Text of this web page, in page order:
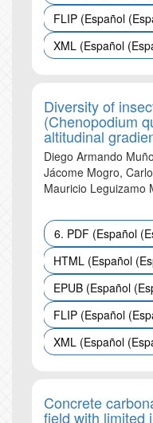
FLIP (Español
XML (Español
Diversity of
(Chenopodium
altitudinal
Diego Armando
Jácome Mogro,
Mauricio Leguizamo
6. PDF (Español
HTML (Español
EPUB (Español
FLIP (Español
XML (Español
Concrete
field with limited